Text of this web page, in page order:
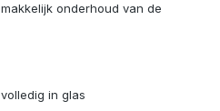
onderhoud van de
in glas